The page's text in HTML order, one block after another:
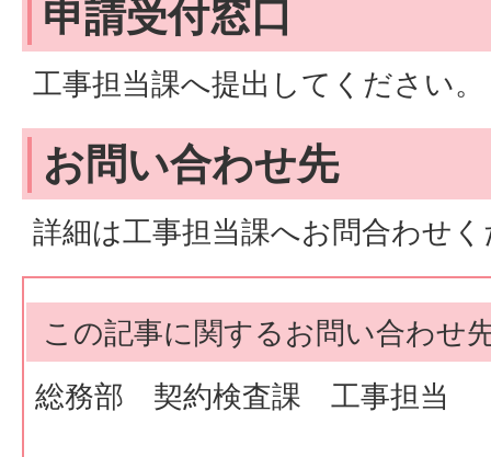
申請受付窓口
工事担当課へ提出してください。
お問い合わせ先
詳細は工事担当課へお問合わせ
この記事に関するお問い合わせ
総務部 契約検査課 工事担当